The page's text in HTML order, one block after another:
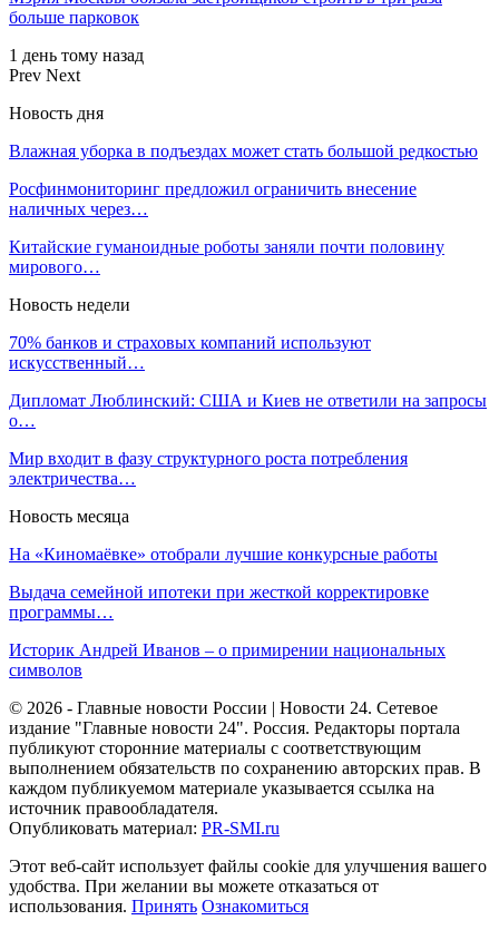
больше парковок
1 день тому назад
Prev Next
Новость дня
Влажная уборка в подъездах может стать большой редкостью
Росфинмониторинг предложил ограничить внесение
наличных через…
Китайские гуманоидные роботы заняли почти половину
мирового…
Новость недели
70% банков и страховых компаний используют
искусственный…
Дипломат Люблинский: США и Киев не ответили на запросы
о…
Мир входит в фазу структурного роста потребления
электричества…
Новость месяца
На «Киномаёвке» отобрали лучшие конкурсные работы
Выдача семейной ипотеки при жесткой корректировке
программы…
Историк Андрей Иванов – о примирении национальных
символов
© 2026 - Главные новости России | Новости 24. Сетевое
издание "Главные новости 24". Россия. Редакторы портала
публикуют сторонние материалы с соответствующим
выполнением обязательств по сохранению авторских прав. В
каждом публикуемом материале указывается ссылка на
источник правообладателя.
Опубликовать материал: PR-SMI.ru
Этот веб-сайт использует файлы cookie для улучшения вашего
удобства. При желании вы можете отказаться от
использования. Принять Ознакомиться